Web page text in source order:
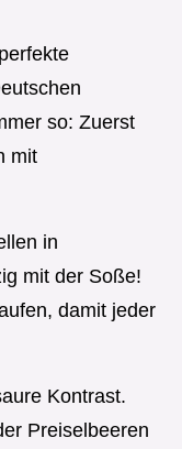
so: Zuerst
mit
in
mit der Soße!
damit jeder
Kontrast.
Preiselbeeren